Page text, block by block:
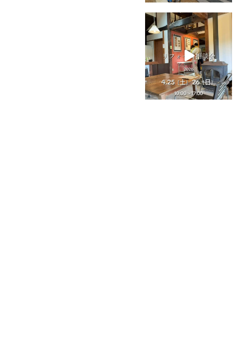
tomohouseinc
4月 25